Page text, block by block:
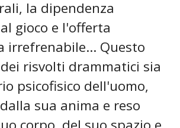
la dipendenza
gioco e l'offerta
irrefrenabile... Questo
risvolti drammatici sia
psicofisico dell'uomo,
sua anima e reso